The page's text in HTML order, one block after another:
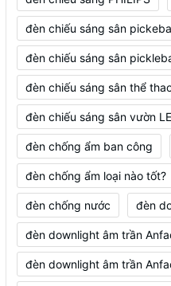
đèn chiếu sáng sân
đèn chiếu sáng sân
đèn chiếu sáng sân thể
đèn chiếu sáng sân vườn
đèn chống ẩm ban công
đèn chống ẩm loại nào tốt?
đèn chống nước đèn
đèn downlight âm trần
đèn downlight âm trần